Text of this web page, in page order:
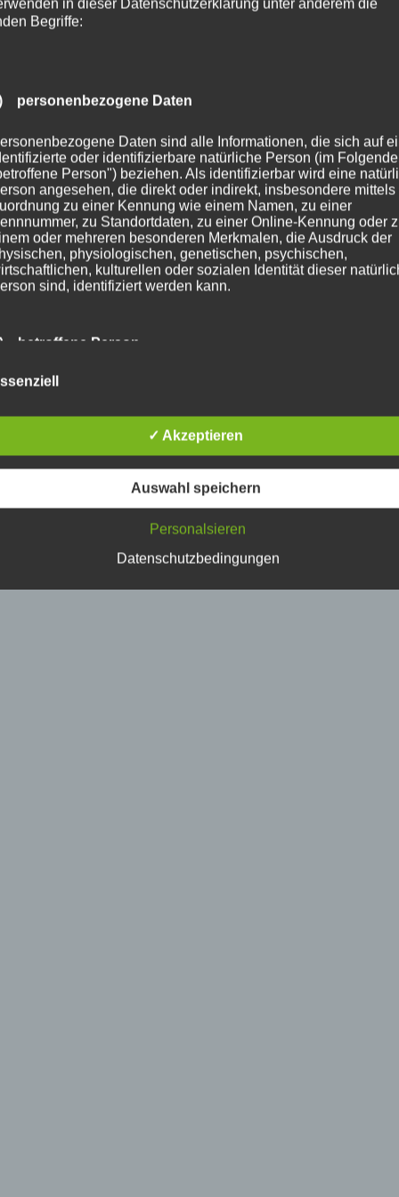
in dieser Datenschutzerklärung unter anderem die
Begriffe:
personenbezogene Daten
Daten sind alle Informationen, die sich auf
oder identifizierbare natürliche Person (im
Person") beziehen. Als identifizierbar wird eine
angesehen, die direkt oder indirekt, insbesondere mittels
zu einer Kennung wie einem Namen, zu einer
zu Standortdaten, zu einer Online-Kennung oder
oder mehreren besonderen Merkmalen, die Ausdruck der
physiologischen, genetischen, psychischen,
kulturellen oder sozialen Identität dieser
sind, identifiziert werden kann.
betroffene Person
Person ist jede identifizierte oder identifizierbare
verarbeitet werden.
Verarbeitung
Vorgang oder jede solche Vorgangsreihe im
die Organisation, das Ordnen, die Speicherung, die
die Offenlegung durch Übermittlung, Verbreitung
✓ Akzeptieren
Auswahl speichern
Personalsieren
Datenschutzbedingungen